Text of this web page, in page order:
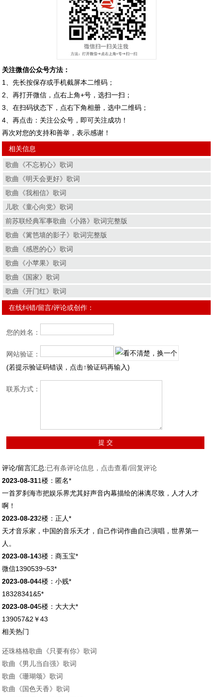
关注微信公众号方法：
1、先长按保存或手机截屏本二维码；
2、再打开微信，点右上角+号，选扫一扫；
3、在扫码状态下，点右下角相册，选中二维码；
4、再点击：关注公众号，即可关注成功！
再次对您的支持和善举，表示感谢！
相关信息
歌曲《不忘初心》歌词
歌曲《明天会更好》歌词
歌曲《我相信》歌词
儿歌《童心向党》歌词
前苏联经典军事歌曲《小路》歌词完整版
歌曲《篱笆墙的影子》歌词完整版
歌曲《感恩的心》歌词
歌曲《小苹果》歌词
歌曲《国家》歌词
歌曲《开门红》歌词
在线纠错/留言/评论或创作：
您的姓名：
网站验证：
(若提示验证码错误，点击↑验证码再输入)
联系方式：
评论/留言汇总:已有条评论信息，点击查看/回复评论
2023-08-311楼：匿名*
一首罗刹海市把娱乐界尤其好声音内幕描绘的淋漓尽致，人才人才
啊！
2023-08-232楼：正人*
天才音乐家，中国的音乐天才，自己作词作曲自己演唱，世界第一
人。
2023-08-143楼：商玉宝*
微信1390539~53*
2023-08-044楼：小贱*
18328341&5*
2023-08-045楼：大大大*
139057&2￥43
相关热门
还珠格格歌曲《只要有你》歌词
歌曲《男儿当自强》歌词
歌曲《珊瑚颂》歌词
歌曲《国色天香》歌词